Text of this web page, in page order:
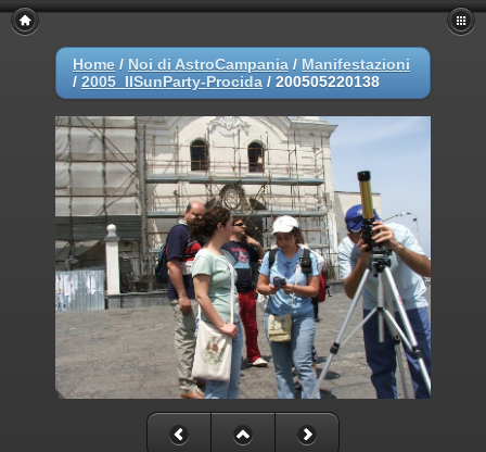
Home / Noi di AstroCampania / Manifestazioni
/ 2005_IISunParty-Procida / 200505220138